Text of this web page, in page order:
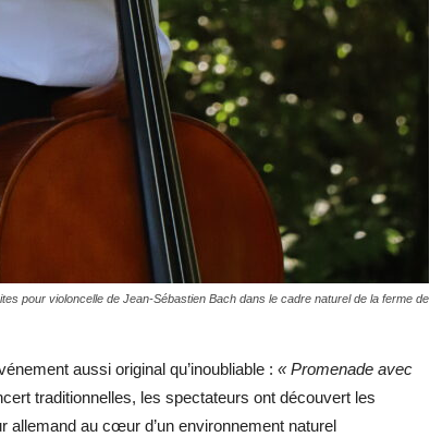
pour violoncelle de Jean-Sébastien Bach dans le cadre naturel de la ferme de
aussi original qu’inoubliable : « Promenade avec
traditionnelles, les spectateurs ont découvert les
allemand au cœur d’un environnement naturel